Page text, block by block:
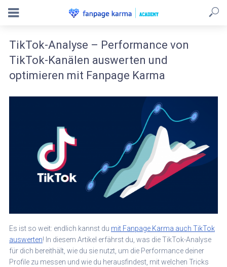
TikTok-Analyse – Performance von
TikTok-Kanälen auswerten und
optimieren mit Fanpage Karma
Es ist so weit: endlich kannst du mit Fanpage Karma auch TikTok
auswerten! In diesem Artikel erfährst du, was die TikTok-Analyse
für dich bereithält, wie du sie nutzt, um die Performance deiner
Profile zu messen und wie du herausfindest, mit welchen Tricks